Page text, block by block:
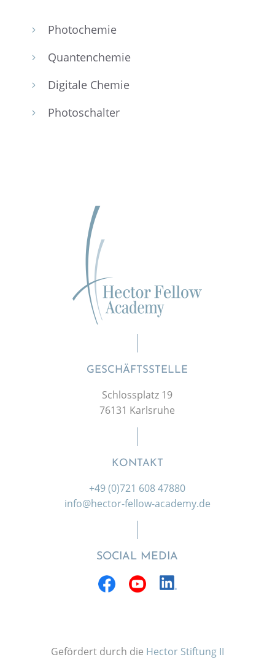
5 Photo­che­mie
5 Quanten­che­mie
5 Digitale Chemie
5 Photo­schal­ter
GESCHÄFTSSTELLE
Schlossplatz 19
76131 Karlsruhe
KONTAKT
+49 (0)721 608 47880
info@hector-fellow-academy.de
SOCIAL MEDIA
Gefördert durch die Hector Stiftung II